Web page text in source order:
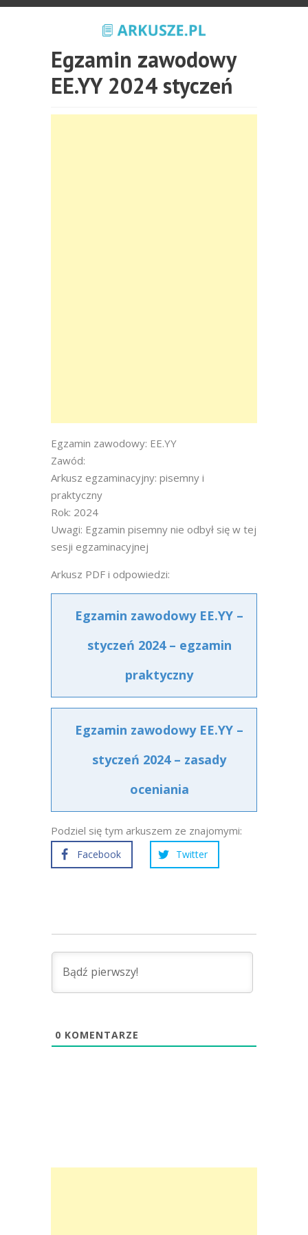
Egzamin zawodowy
EE.YY 2024 styczeń
Egzamin zawodowy: EE.YY
Zawód:
Arkusz egzaminacyjny: pisemny i
praktyczny
Rok: 2024
Uwagi: Egzamin pisemny nie odbył się w tej
sesji egzaminacyjnej
Arkusz PDF i odpowiedzi:
Egzamin zawodowy EE.YY –
styczeń 2024 – egzamin
praktyczny
Egzamin zawodowy EE.YY –
styczeń 2024 – zasady
oceniania
Podziel się tym arkuszem ze znajomymi:
Facebook Twitter
0 KOMENTARZE